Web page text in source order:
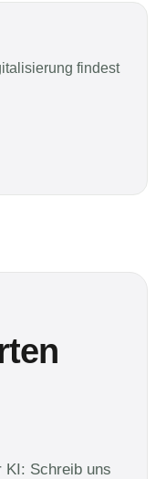
findest
KI: Schreib uns